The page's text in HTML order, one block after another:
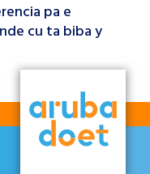
pa e
cu ta biba y